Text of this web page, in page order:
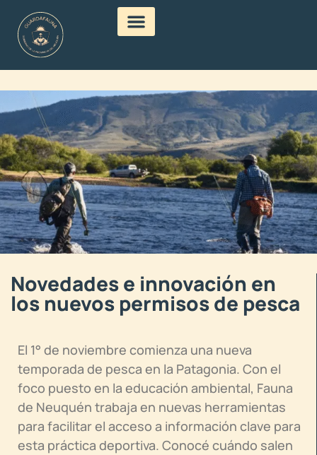
Novedades e innovación en
los nuevos permisos de pesca
El 1° de noviembre comienza una nueva
temporada de pesca en la Patagonia. Con el
foco puesto en la educación ambiental, Fauna
de Neuquén trabaja en nuevas herramientas
para facilitar el acceso a información clave para
esta práctica deportiva. Conocé cuándo salen